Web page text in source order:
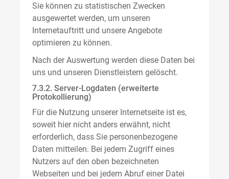
Sie können zu statistischen Zwecken
ausgewertet werden, um unseren
Internetauftritt und unsere Angebote
optimieren zu können.
Nach der Auswertung werden diese Daten bei
uns und unseren Dienstleistern gelöscht.
7.3.2. Server-Logdaten (erweiterte
Protokollierung)
Für die Nutzung unserer Internetseite ist es,
soweit hier nicht anders erwähnt, nicht
erforderlich, dass Sie personenbezogene
Daten mitteilen. Bei jedem Zugriff eines
Nutzers auf den oben bezeichneten
Webseiten und bei jedem Abruf einer Datei